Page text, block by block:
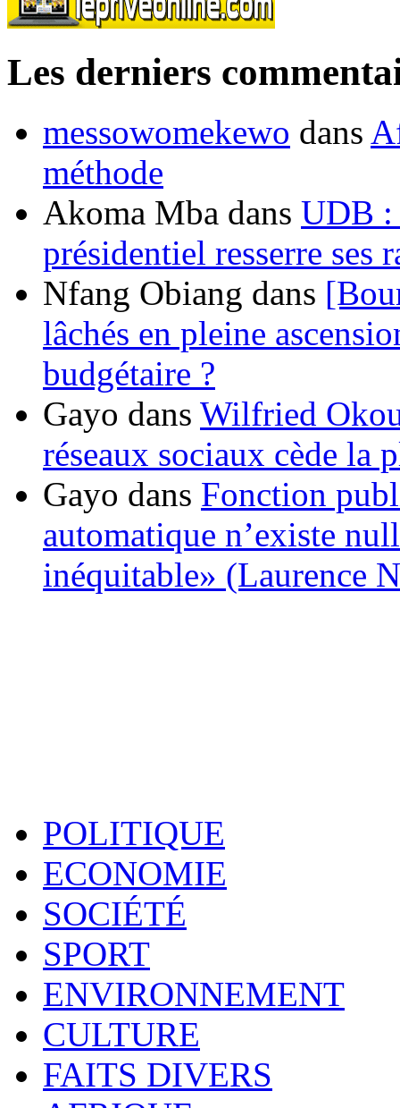
Les derniers
messowomekewo dans
méthode
Akoma Mba dans UDB :
présidentiel resserre ses
Nfang Obiang dans
lâchés en pleine
budgétaire ?
Gayo dans Wilfried
réseaux sociaux cède la
Gayo dans Fonction
automatique n’existe
inéquitable» (Laurence
POLITIQUE
ECONOMIE
SOCIÉTÉ
SPORT
ENVIRONNEMENT
CULTURE
FAITS DIVERS